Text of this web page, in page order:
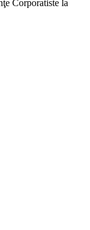
Corporatiste la